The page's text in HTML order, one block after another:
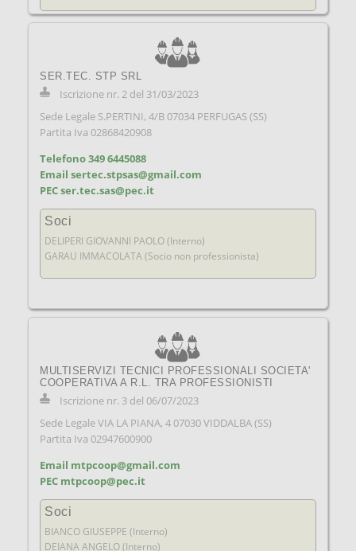
SER.TEC. STP SRL
Iscrizione nr. 2 del 31/03/2023
Sede Legale S.PERTINI, 4/B 07034 PERFUGAS (SS)
Partita Iva 02868420908
Telefono 349 6445088
Email sertec.stpsas@gmail.com
PEC ser.tec.sas@pec.it
Soci
DELIPERI GIOVANNI PAOLO (Interno)
GARAU IMMACOLATA (Socio non professionista)
MULTISERVIZI TECNICI PROFESSIONALI SOCIETA'
COOPERATIVA A R.L. TRA PROFESSIONISTI
Iscrizione nr. 3 del 06/07/2023
Sede Legale VIA LA PIANA, 4 07030 VIDDALBA (SS)
Partita Iva 02947600900
Email mtpcoop@gmail.com
PEC mtpcoop@pec.it
Soci
BIANCO GIUSEPPE (Interno)
DEIANA ANGELO (Interno)